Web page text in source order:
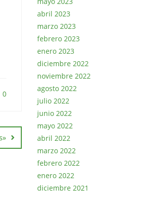
0
abril 2023
marzo 2023
febrero 2023
enero 2023
diciembre 2022
noviembre 2022
agosto 2022
julio 2022
junio 2022
mayo 2022
abril 2022
marzo 2022
febrero 2022
enero 2022
diciembre 2021